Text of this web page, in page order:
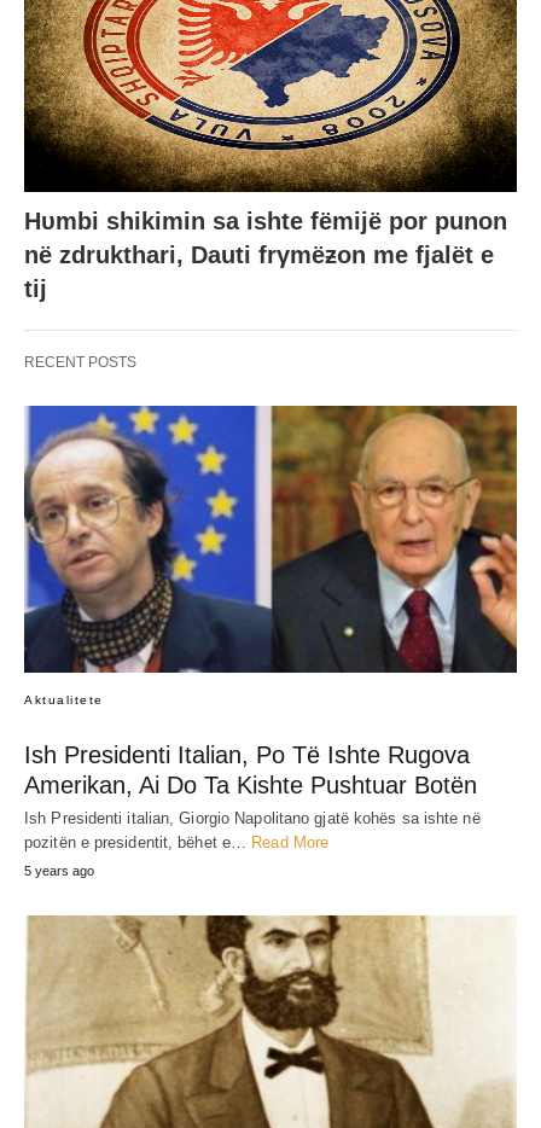
Hυmbi shikimin sa ishte fëmijë por punon
në zdrukthari, Dauti frγmëƶon me fjalët e
tij
RECENT POSTS
Aktualitete
Ish Presidenti Italian, Po Të Ishte Rugova
Amerikan, Ai Do Ta Kishte Pushtuar Botën
Ish Presidenti italian, Giorgio Napolitano gjatë kohës sa ishte në
pozitën e presidentit, bëhet e… Read More
5 years ago